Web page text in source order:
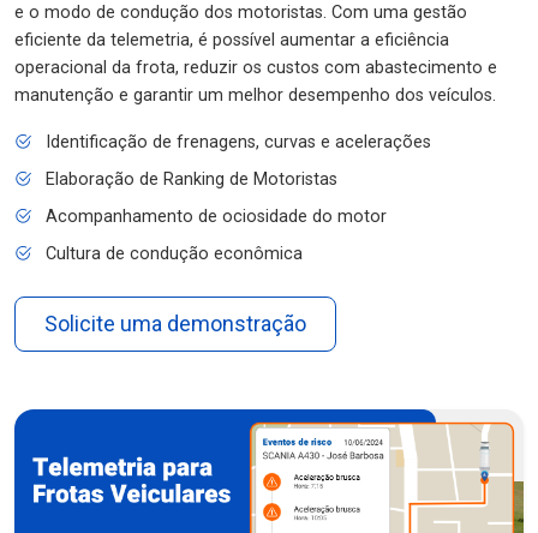
e o modo de condução dos motoristas. Com uma gestão
eficiente da telemetria, é possível aumentar a eficiência
operacional da frota, reduzir os custos com abastecimento e
manutenção e garantir um melhor desempenho dos veículos.
Identificação de frenagens, curvas e acelerações
Elaboração de Ranking de Motoristas
Acompanhamento de ociosidade do motor
Cultura de condução econômica
Solicite uma demonstração